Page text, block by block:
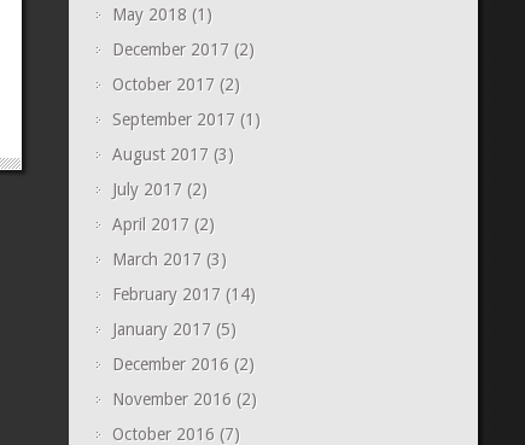
May 2018(1)
December 2017(2)
October 2017(2)
September 2017(1)
August 2017(3)
July 2017(2)
April 2017(2)
March 2017(3)
February 2017(14)
January 2017(5)
December 2016(2)
November 2016(2)
October 2016(7)